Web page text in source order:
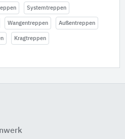
Systemtreppen
Wangentreppen Außentreppen
Kragtreppen